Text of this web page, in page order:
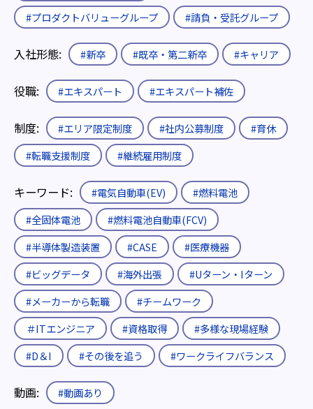
#プロダクトバリューグループ
#請負・受託グループ
入社形態: #新卒 #既卒・第二新卒 #キャリア
役職: #エキスパート #エキスパート補佐
制度: #エリア限定制度 #社内公募制度
#育休
#転職支援制度
#継続雇用制度
キーワード: #電気自動車(EV)
#燃料電池
#全固体電池
#燃料電池自動車(FCV)
#半導体製造装置
#CASE
#医療機器
#ビッグデータ
#海外出張
#Uターン・Iターン
#メーカーから転職
#チームワーク
＃ITエンジニア
#資格取得
#多様な現場経験
#D＆I
#その後を追う #ワークライフバランス
動画: #動画あり